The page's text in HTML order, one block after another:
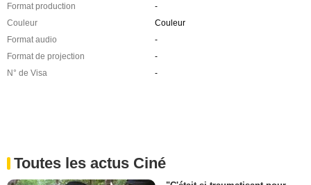
Format production
-
Couleur
Couleur
Format audio
-
Format de projection
-
N° de Visa
-
Toutes les actus Ciné